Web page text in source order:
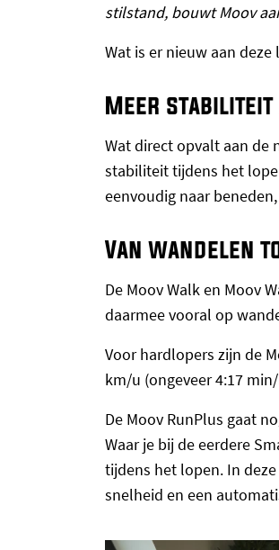
stilstand, bouwt Moov
Wat is er nieuw aan
Meer stabiliteit
Wat direct opvalt aan de
stabiliteit tijdens het
eenvoudig naar
Van wandelen
De Moov Walk en Moov
daarmee vooral op
Voor hardlopers zijn de
km/u (ongeveer 4:17
De Moov RunPlus gaat
Waar je bij de eerdere
tijdens het lopen. In
snelheid en een